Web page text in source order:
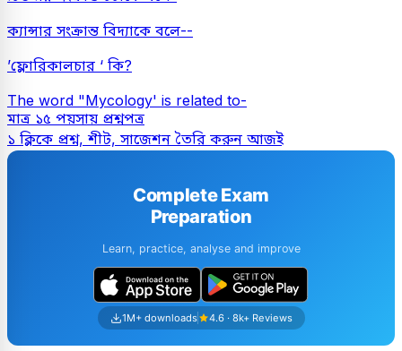
ক্যান্সার সংক্রান্ত বিদ্যাকে বলে--
’ফ্লোরিকালচার ‘ কি?
The word "Mycology' is related to-
মাত্র ১৫ পয়সায় প্রশ্নপত্র
১ ক্লিকে প্রশ্ন, শীট, সাজেশন তৈরি করুন আজই
Complete Exam
Preparation
Learn, practice, analyse and improve
1M+ downloads 4.6 · 8k+ Reviews